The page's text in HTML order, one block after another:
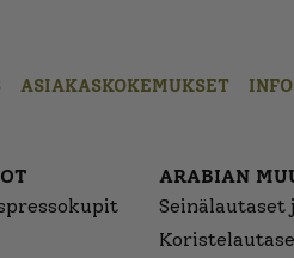
ASIAKASKOKEMUKSET INFO
ARABIAN